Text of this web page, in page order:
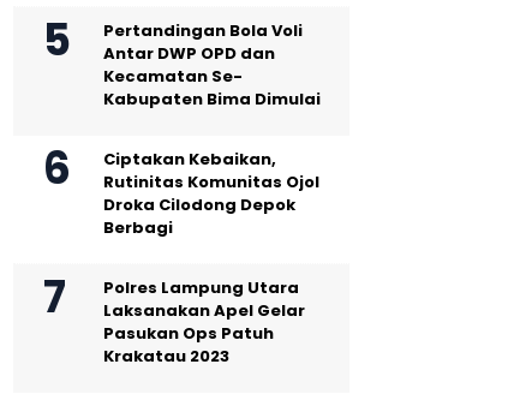
Pertandingan Bola Voli
Antar DWP OPD dan
Kecamatan Se-
Kabupaten Bima Dimulai
Ciptakan Kebaikan,
Rutinitas Komunitas Ojol
Droka Cilodong Depok
Berbagi
Polres Lampung Utara
Laksanakan Apel Gelar
Pasukan Ops Patuh
Krakatau 2023